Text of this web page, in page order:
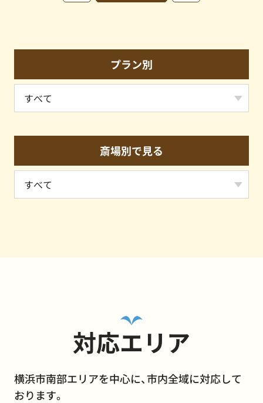
プラン別
斎場別で見る
対応エリア
横浜市南部エリアを中心に、市内全域に対応して
おります。